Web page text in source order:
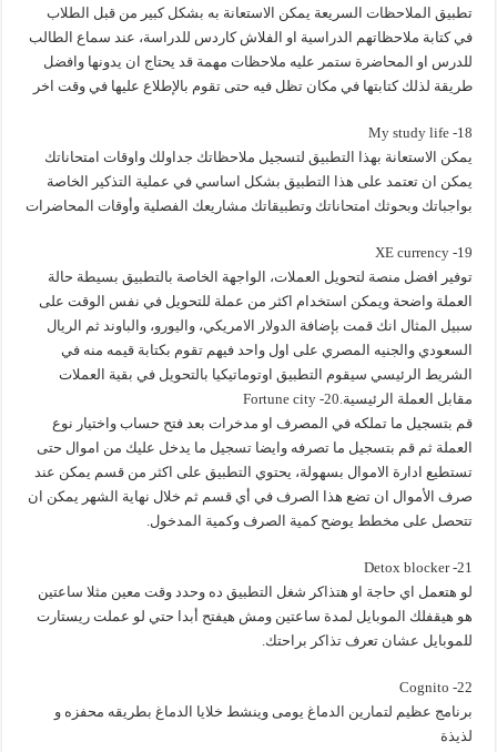
تطبيق الملاحظات السريعة يمكن الاستعانة به بشكل كبير من قبل الطلاب
في كتابة ملاحظاتهم الدراسية او الفلاش كاردس للدراسة، عند سماع الطالب
للدرس او المحاضرة ستمر عليه ملاحظات مهمة قد يحتاج ان يدونها وافضل
طريقة لذلك كتابتها في مكان تظل فيه حتى تقوم بالإطلاع عليها في وقت اخر
18- My study life
يمكن الاستعانة بهذا التطبيق لتسجيل ملاحظاتك جداولك واوقات امتحاناتك
يمكن ان تعتمد على هذا التطبيق بشكل اساسي في عملية التذكير الخاصة
بواجباتك وبحوثك امتحاناتك وتطبيقاتك مشاريعك الفصلية وأوقات المحاضرات
19- XE currency
توفير افضل منصة لتحويل العملات، الواجهة الخاصة بالتطبيق بسيطة حالة
العملة واضحة ويمكن استخدام اكثر من عملة للتحويل في نفس الوقت على
سبيل المثال انك قمت بإضافة الدولار الامريكي، واليورو، والباوند ثم الريال
السعودي والجنيه المصري على اول واحد فيهم تقوم بكتابة قيمه منه في
الشريط الرئيسي سيقوم التطبيق اوتوماتيكيا بالتحويل في بقية العملات
مقابل العملة الرئيسية.20- Fortune city
قم بتسجيل ما تملكه في المصرف او مدخرات بعد فتح حساب واختيار نوع
العملة ثم قم بتسجيل ما تصرفه وايضا تسجيل ما يدخل عليك من اموال حتى
تستطيع ادارة الاموال بسهولة، يحتوي التطبيق على اكثر من قسم يمكن عند
صرف الأموال ان تضع هذا الصرف في أي قسم ثم خلال نهاية الشهر يمكن ان
تتحصل على مخطط يوضح كمية الصرف وكمية المدخول.
21- Detox blocker
لو هتعمل اي حاجة او هتذاكر شغل التطبيق ده وحدد وقت معين مثلا ساعتين
هو هيقفلك الموبايل لمدة ساعتين ومش هيفتح أبدا حتي لو عملت ريستارت
للموبايل عشان تعرف تذاكر براحتك.
22- Cognito
برنامج عظيم لتمارين الدماغ يومى وينشط خلايا الدماغ بطريقه محفزه و
لذيذة